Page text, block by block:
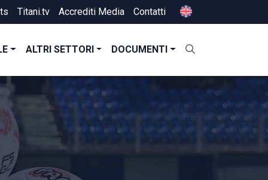
Titani.tv Accrediti Media Contatti
ALTRI SETTORI DOCUMENTI